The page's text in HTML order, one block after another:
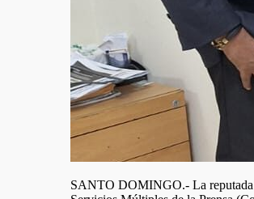
SANTO DOMINGO.- La reputada